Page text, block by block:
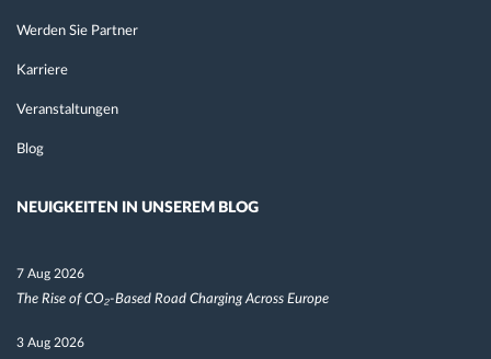
Werden Sie Partner
Karriere
Veranstaltungen
Blog
NEUIGKEITEN IN UNSEREM BLOG
7 Aug 2026
The Rise of CO₂-Based Road Charging Across Europe
3 Aug 2026